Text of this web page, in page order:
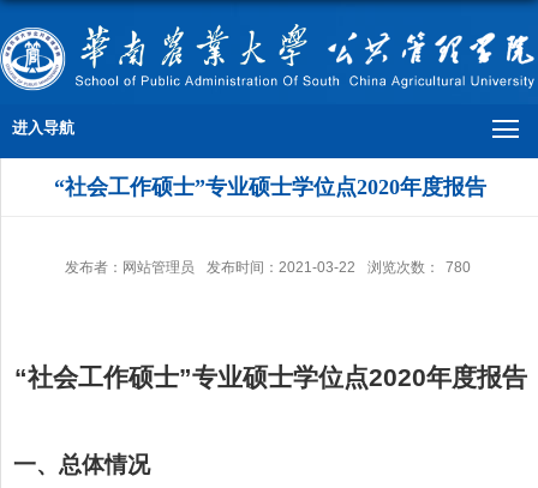
进入导航
“社会工作硕士”专业硕士学位点2020年度报告
发布者：网站管理员 发布时间：2021-03-22 浏览次数： 780
“社会工作硕士”专业硕士学位点2020年度报告
一、总体情况